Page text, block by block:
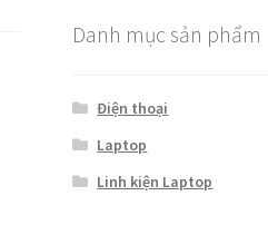
Danh mục sản phẩm
Điện thoại
Laptop
Linh kiện Laptop